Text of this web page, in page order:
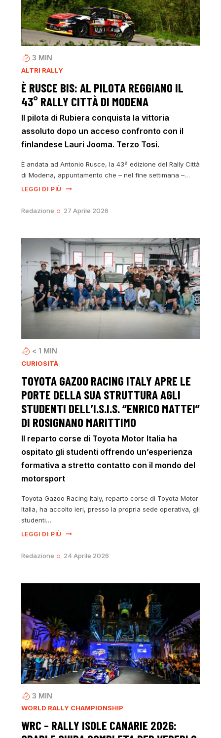
3 MIN
ALTRI RALLY
È RUSCE BIS: AL PILOTA REGGIANO IL
43° RALLY CITTÀ DI MODENA
Il pilota di Rubiera conquista la vittoria
assoluto dopo un acceso confronto con il
finlandese Lauri Jooma. Terzo Tosi.
È andata ad Antonio Rusce, la 43ª edizione del Rally Città
di Modena, appuntamento che – nel fine settimana –…
LEGGI DI PIÙ
Redazione 27 Aprile 2026
< 1 MIN
CURIOSITÀ
TOYOTA GAZOO RACING ITALY APRE LE
PORTE DELLA SUA STRUTTURA AGLI
STUDENTI DELL’I.S.I.S. “ENRICO MATTEI”
DI ROSIGNANO MARITTIMO
Il reparto corse di Toyota Motor Italia ha
ospitato gli studenti offrendo un’esperienza
formativa a stretto contatto con il mondo del
motorsport
Toyota Gazoo Racing Italy, reparto corse di Toyota Motor
Italia, ha accolto ieri, presso la propria sede operativa, gli
studenti…
LEGGI DI PIÙ
Redazione 24 Aprile 2026
3 MIN
WORLD RALLY CHAMPIONSHIP
WRC – RALLY ISOLE CANARIE 2026: